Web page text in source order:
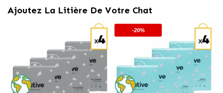
Ajoutez La Litière De Votre Chat
-20%